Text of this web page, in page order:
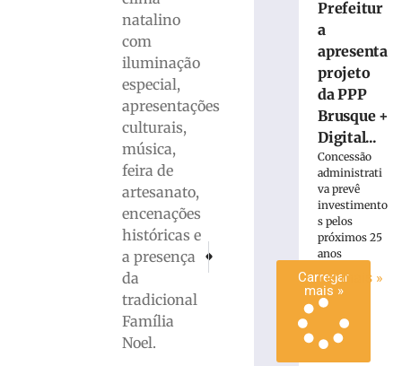
natalino
com
iluminação
especial,
apresentações
culturais,
música,
feira de
artesanato,
encenações
históricas e
a presença
da
tradicional
Família
Noel.
Festa das Vocações do Convento
Núcleo de Saúde e Segurança do Trabalho
Centro
Brusque
Carregar
mais »
Prefeitur
a
apresenta
projeto
da PPP
Brusque +
Digital...
Concessão
administrati
va prevê
investimento
s pelos
próximos 25
anos
Ler mais »